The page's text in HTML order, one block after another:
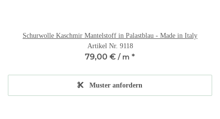
Schurwolle Kaschmir Mantelstoff in Palastblau - Made in Italy
Artikel Nr. 9118
79,00 € / m *
Muster anfordern